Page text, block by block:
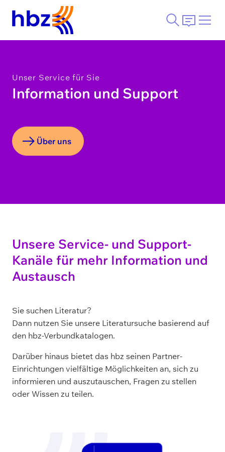
Unser Service für Sie
Information und Support
Über uns
Unsere Service- und Support-
Kanäle für mehr Information und
Austausch
Sie suchen Literatur?
Dann nutzen Sie unsere Literatursuche basierend auf
den hbz-Verbundkatalogen.
Darüber hinaus bietet das hbz seinen Partner-
Einrichtungen vielfältige Möglichkeiten an, sich zu
informieren und auszutauschen, Fragen zu stellen
oder Wissen zu teilen.